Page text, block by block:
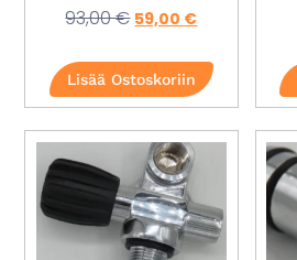
93,00€ 59,00 €
Lisää Ostoskoriin